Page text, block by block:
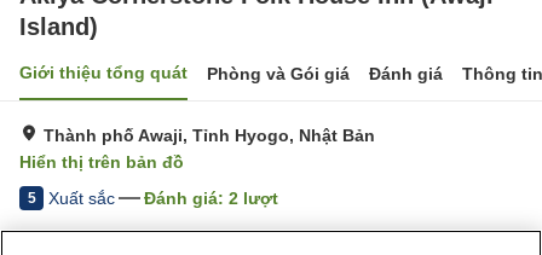
Island)
Giới thiệu tổng quát Phòng và Gói giá Đánh giá Thông
Thành phố Awaji, Tỉnh Hyogo, Nhật Bản
Hiển thị trên bản đồ
5 Xuất sắc Đánh giá: 2 lượt